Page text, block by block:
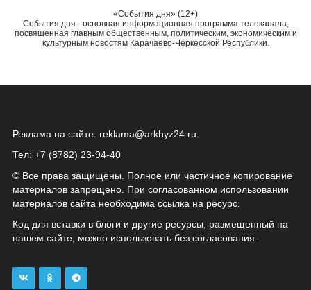
«События дня» (12+)
События дня - основная информационная программа телеканала,
посвященная главным общественным, политическим, экономическим и
культурным новостям Карачаево-Черкесской Республики.
Реклама на сайте: reklama@arkhyz24.ru
Тел: +7 (8782) 23‑94‑40
© Все права защищены. Полное или частичное копирование
материалов запрещено. При согласованном использовании
материалов сайта необходима ссылка на ресурс.
Код для вставки в блоги и другие ресурсы, размещенный на
нашем сайте, можно использовать без согласования.